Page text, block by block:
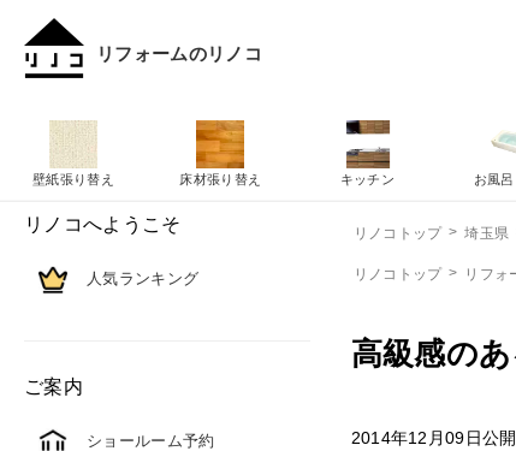
リフォームのリノコ
リノコトップ 埼玉県
リノコトップ リフォ
高級感の
2014年12月09日公開
壁紙張り替え 床材張り替え キッチン お風
リノコへようこそ
人気ランキング
ご案内
ショールーム予約